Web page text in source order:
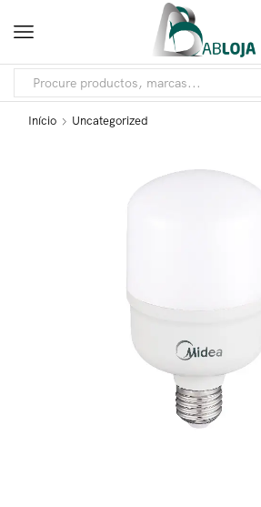
Início Uncategorized